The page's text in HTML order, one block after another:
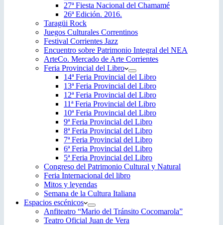
27ª Fiesta Nacional del Chamamé
26ª Edición. 2016.
Taragüi Rock
Juegos Culturales Correntinos
Festival Corrientes Jazz
Encuentro sobre Patrimonio Integral del NEA
ArteCo. Mercado de Arte Corrientes
Feria Provincial del Libro
14ª Feria Provincial del Libro
13ª Feria Provincial del Libro
12ª Feria Provincial del Libro
11ª Feria Provincial del Libro
10ª Feria Provincial del Libro
9ª Feria Provincial del Libro
8ª Feria Provincial del Libro
7ª Feria Provincial del Libro
6ª Feria Provincial del Libro
5ª Feria Provincial del Libro
Congreso del Patrimonio Cultural y Natural
Feria Internacional del libro
Mitos y leyendas
Semana de la Cultura Italiana
Espacios escénicos
Anfiteatro “Mario del Tránsito Cocomarola”
Teatro Oficial Juan de Vera